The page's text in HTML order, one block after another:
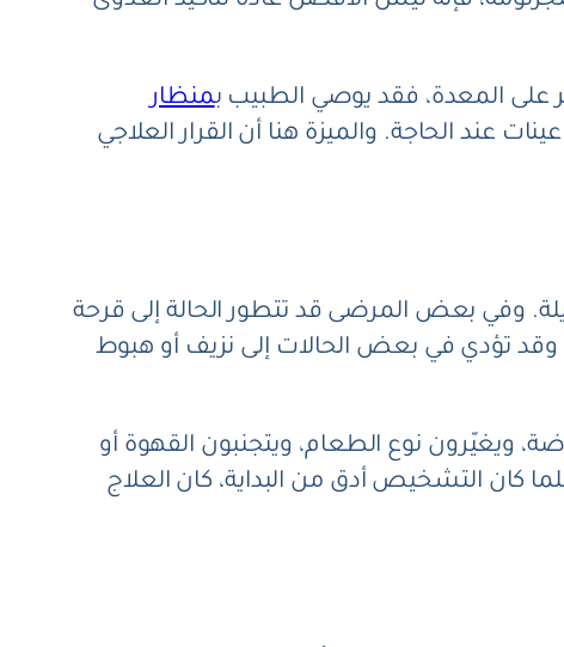
على المعدة، فقد يوصي الطبيب بمنظار
عند الحاجة. والميزة هنا أن القرار العلاجي
وفي بعض المرضى قد تتطور الحالة إلى قرحة
وقد تؤدي في بعض الحالات إلى نزيف أو هبوط
ويغيّرون نوع الطعام، ويتجنبون القهوة أو
كان التشخيص أدق من البداية، كان العلاج